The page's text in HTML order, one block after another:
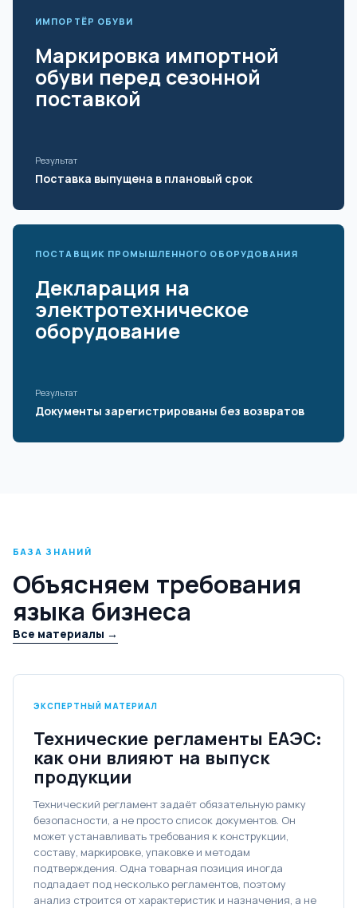
ИМПОРТЁР ОБУВИ
Маркировка импортной
обуви перед сезонной
поставкой
Результат
Поставка выпущена в плановый срок
ПОСТАВЩИК ПРОМЫШЛЕННОГО ОБОРУДОВАНИЯ
Декларация на
электротехническое
оборудование
Результат
Документы зарегистрированы без возвратов
БАЗА ЗНАНИЙ
Объясняем требования
языка бизнеса
Все материалы →
ЭКСПЕРТНЫЙ МАТЕРИАЛ
Технические регламенты ЕАЭС:
как они влияют на выпуск
продукции
Технический регламент задаёт обязательную рамку
безопасности, а не просто список документов. Он
может устанавливать требования к конструкции,
составу, маркировке, упаковке и методам
подтверждения. Одна товарная позиция иногда
подпадает под несколько регламентов, поэтому
анализ строится от характеристик и назначения, а не